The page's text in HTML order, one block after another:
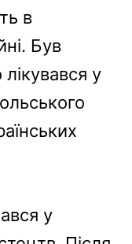
в
Був
у
у